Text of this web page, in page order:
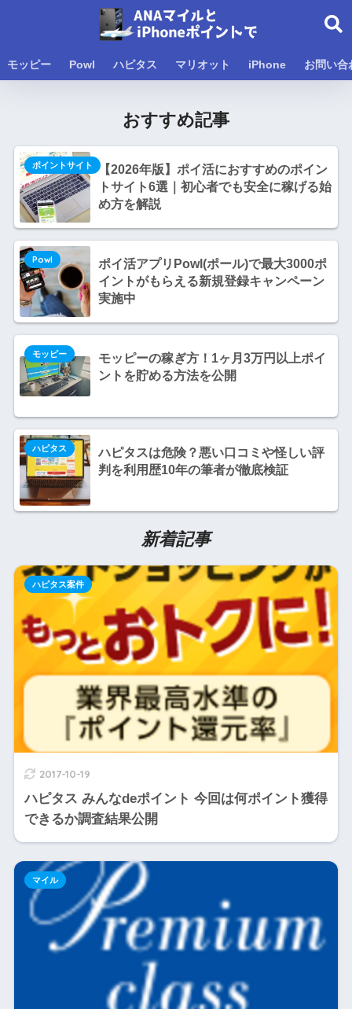
モッピー Powl ハピタス マリオット iPhone お問い合
おすすめ記事
【2026年版】ポイ活におすすめのポイン
トサイト6選｜初心者でも安全に稼げる始
め方を解説
ポイントサイト
ポイ活アプリPowl(ポール)で最大3000ポ
イントがもらえる新規登録キャンペーン
実施中
Powl
モッピーの稼ぎ方！1ヶ月3万円以上ポイ
ントを貯める方法を公開
モッピー
ハピタスは危険？悪い口コミや怪しい評
判を利用歴10年の筆者が徹底検証
ハピタス
新着記事
2017-10-19
ハピタス みんなdeポイント 今回は何ポイント獲得
できるか調査結果公開
ハピタス案件
マイル